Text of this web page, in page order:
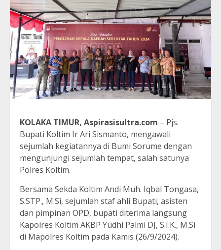
KOLAKA TIMUR, Aspirasisultra.com – Pjs.
Bupati Koltim Ir Ari Sismanto, mengawali
sejumlah kegiatannya di Bumi Sorume dengan
mengunjungi sejumlah tempat, salah satunya
Polres Koltim.
Bersama Sekda Koltim Andi Muh. Iqbal Tongasa,
S.STP., M.Si, sejumlah staf ahli Bupati, asisten
dan pimpinan OPD, bupati diterima langsung
Kapolres Koltim AKBP Yudhi Palmi DJ, S.I.K., M.Si
di Mapolres Koltim pada Kamis (26/9/2024).